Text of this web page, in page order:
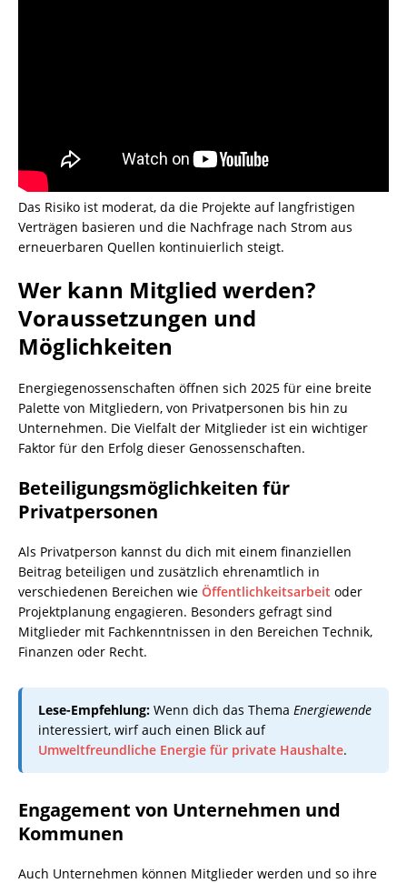
Das Risiko ist moderat, da die Projekte auf langfristigen
Verträgen basieren und die Nachfrage nach Strom aus
erneuerbaren Quellen kontinuierlich steigt.
Wer kann Mitglied werden?
Voraussetzungen und
Möglichkeiten
Energiegenossenschaften öffnen sich 2025 für eine breite
Palette von Mitgliedern, von Privatpersonen bis hin zu
Unternehmen. Die Vielfalt der Mitglieder ist ein wichtiger
Faktor für den Erfolg dieser Genossenschaften.
Beteiligungsmöglichkeiten für
Privatpersonen
Als Privatperson kannst du dich mit einem finanziellen
Beitrag beteiligen und zusätzlich ehrenamtlich in
verschiedenen Bereichen wie Öffentlichkeitsarbeit oder
Projektplanung engagieren. Besonders gefragt sind
Mitglieder mit Fachkenntnissen in den Bereichen Technik,
Finanzen oder Recht.
Lese-Empfehlung: Wenn dich das Thema Energiewende
interessiert, wirf auch einen Blick auf
Umweltfreundliche Energie für private Haushalte.
Engagement von Unternehmen und
Kommunen
Auch Unternehmen können Mitglieder werden und so ihre